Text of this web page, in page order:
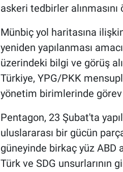
askeri tedbirler alınmasını
Münbiç yol haritasına
yeniden yapılanması
üzerindeki bilgi ve görüş
Türkiye, YPG/PKK
yönetim birimlerinde görev
Pentagon, 23 Şubat'ta
uluslararası bir gücün
güneyinde birkaç yüz ABD
Türk ve SDG